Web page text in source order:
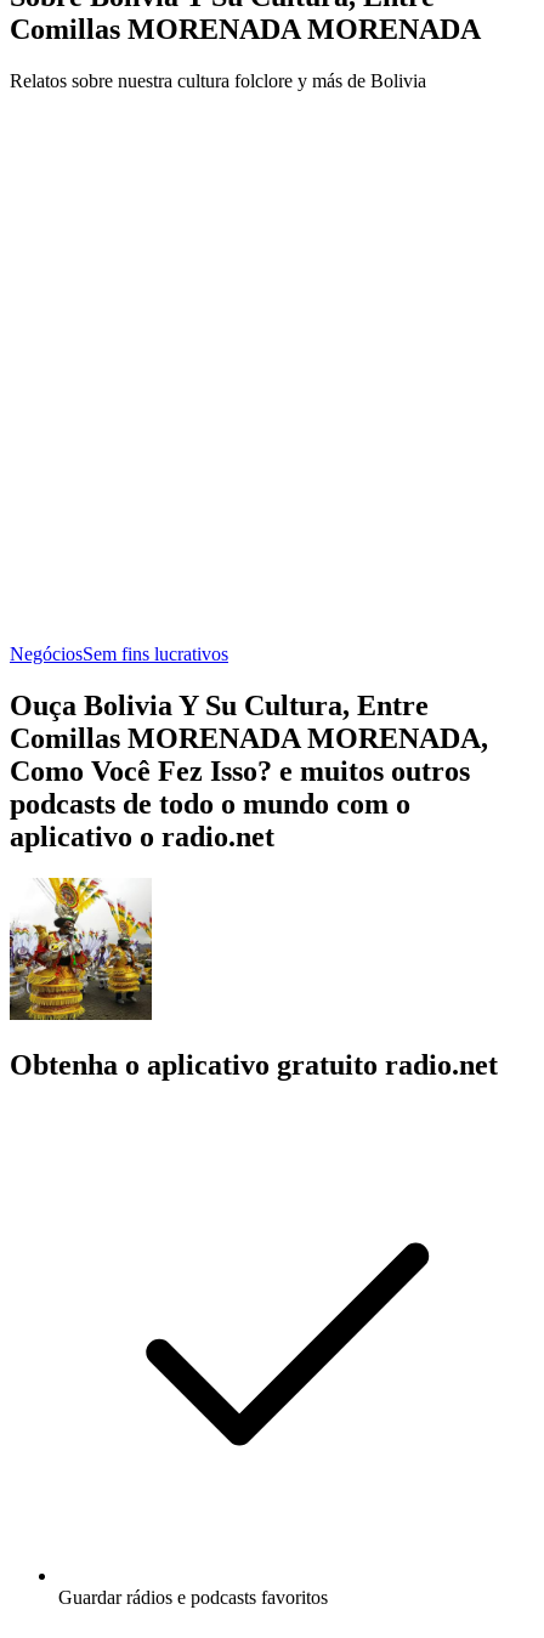
Comillas MORENADA MORENADA
Relatos sobre nuestra cultura folclore y más de Bolivia
NegóciosSem fins lucrativos
Ouça Bolivia Y Su Cultura, Entre
Comillas MORENADA MORENADA,
Como Você Fez Isso? e muitos outros
podcasts de todo o mundo com o
aplicativo o radio.net
Obtenha o aplicativo gratuito radio.net
Guardar rádios e podcasts favoritos